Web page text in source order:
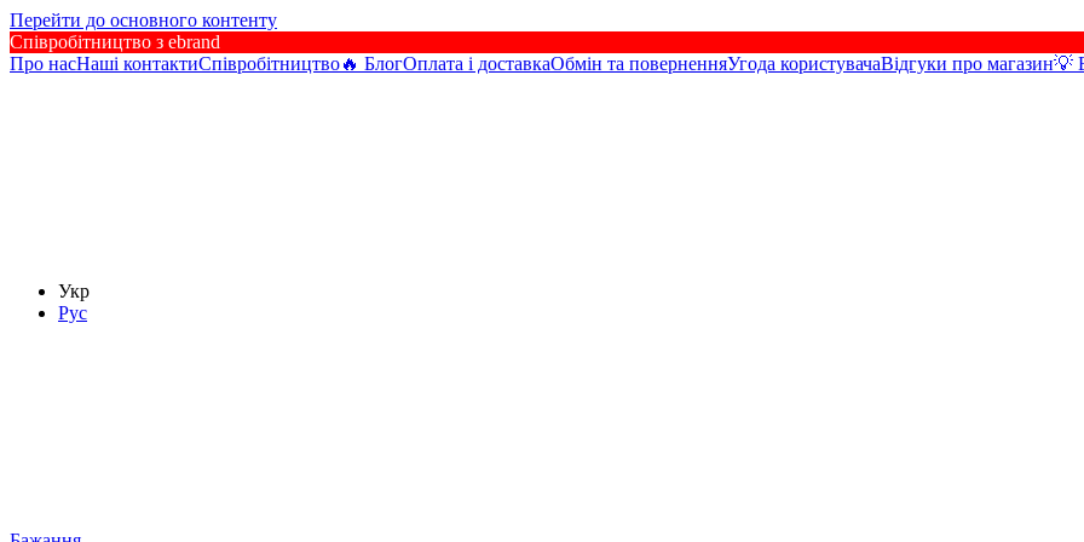
Перейти до основного контенту
Співробітництво з ebrand
Про насНаші контактиСпівробітництво🔥 БлогОплата і доставкаОбмін та поверненняУгода користувачаВідгуки про магазин💡
Укр
Рус